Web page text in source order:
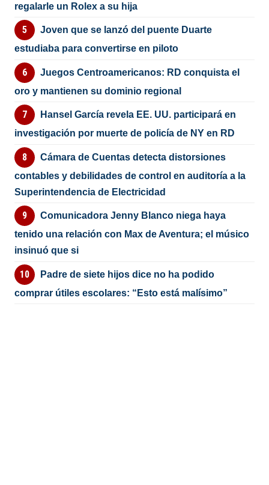
regalarle un Rolex a su hija
Joven que se lanzó del puente Duarte
estudiaba para convertirse en piloto
Juegos Centroamericanos: RD conquista el
oro y mantienen su dominio regional
Hansel García revela EE. UU. participará en
investigación por muerte de policía de NY en RD
Cámara de Cuentas detecta distorsiones
contables y debilidades de control en auditoría a la
Superintendencia de Electricidad
Comunicadora Jenny Blanco niega haya
tenido una relación con Max de Aventura; el músico
insinuó que si
Padre de siete hijos dice no ha podido
comprar útiles escolares: “Esto está malísimo”